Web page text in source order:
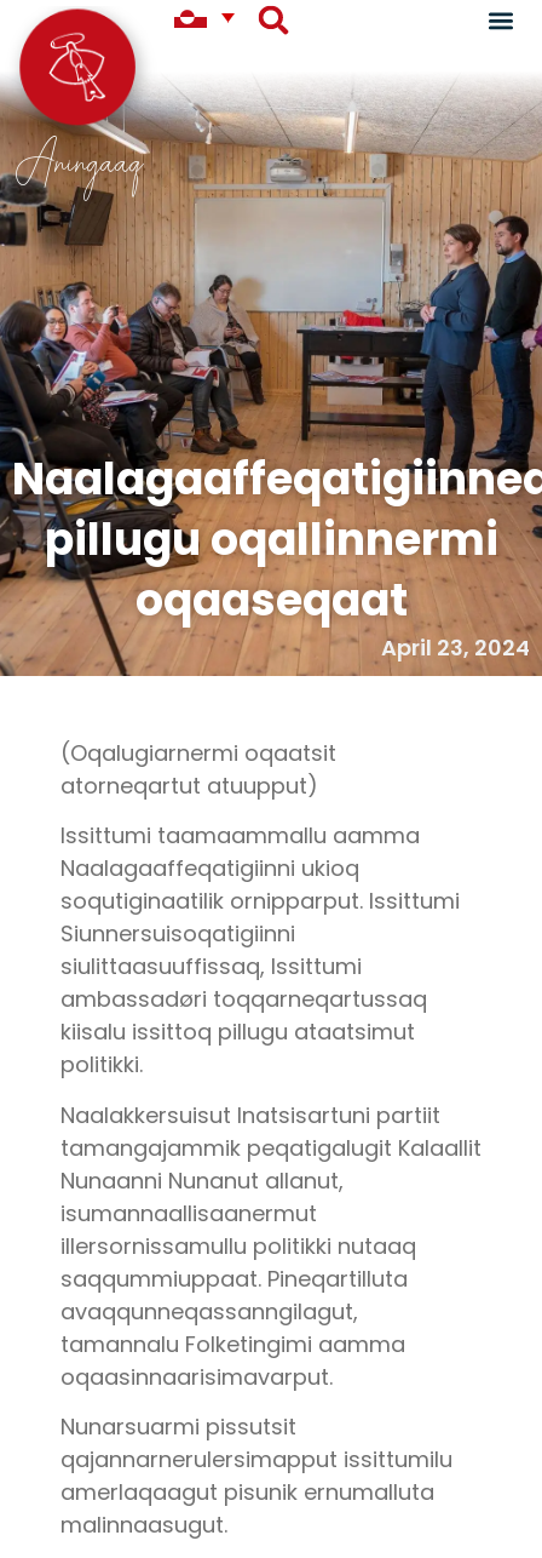
Aningaaq
pillugu oqallinnermi
oqaaseqaat
April 23, 2024
(Oqalugiarnermi oqaatsit
atorneqartut atuupput)
Issittumi taamaammallu aamma
Naalagaaffeqatigiinni ukioq
soqutiginaatilik ornipparput. Issittumi
Siunnersuisoqatigiinni
siulittaasuuffissaq, Issittumi
ambassadøri toqqarneqartussaq
kiisalu issittoq pillugu ataatsimut
politikki.
Naalakkersuisut Inatsisartuni partiit
tamangajammik peqatigalugit Kalaallit
Nunaanni Nunanut allanut,
isumannaallisaanermut
illersornissamullu politikki nutaaq
saqqummiuppaat. Pineqartilluta
avaqqunneqassanngilagut,
tamannalu Folketingimi aamma
oqaasinnaarisimavarput.
Nunarsuarmi pissutsit
qajannarnerulersimapput issittumilu
amerlaqaagut pisunik ernumalluta
malinnaasugut.